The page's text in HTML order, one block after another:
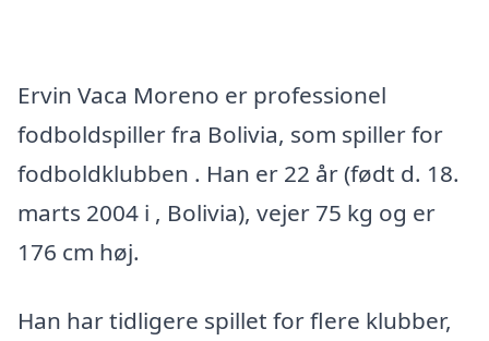
Ervin Vaca Moreno er professionel
fodboldspiller fra Bolivia, som spiller for
fodboldklubben . Han er 22 år (født d. 18.
marts 2004 i , Bolivia), vejer 75 kg og er
176 cm høj.
Han har tidligere spillet for flere klubber,